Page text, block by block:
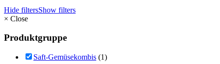
Hide filtersShow filters
× Close
Produktgruppe
Saft-Gemüsekombis (1)